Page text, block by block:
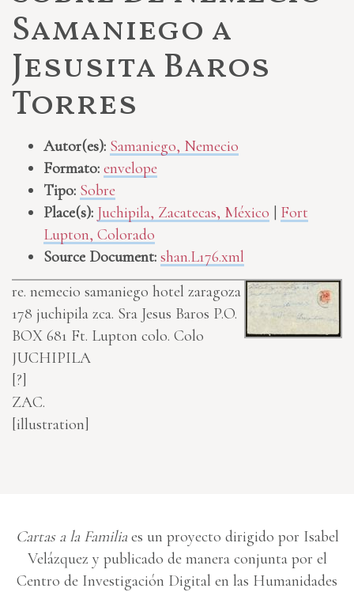
Samaniego a
Jesusita Baros
Torres
Autor(es): Samaniego, Nemecio
Formato: envelope
Tipo: Sobre
Place(s): Juchipila, Zacatecas, México
Fort
Lupton, Colorado
Source Document: shan.L176.xml
re. nemecio samaniego hotel zaragoza
178 juchipila zca. Sra Jesus Baros P.O.
BOX 681 Ft. Lupton colo. Colo
JUCHIPILA
[?]
ZAC.
[illustration]
Cartas a la Familiaes un proyecto dirigido por Isabel
Velázquez y publicado de manera conjunta por el
Centro de Investigación Digital en las Humanidades